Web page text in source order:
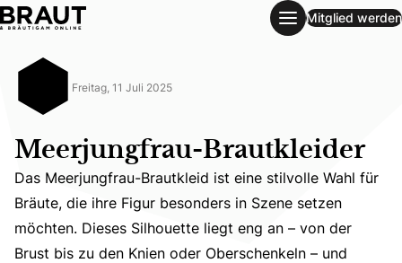
Mitglied werden
Freitag, 11 Juli 2025
Meerjungfrau-Brautkleider
Das Meerjungfrau-Brautkleid ist eine stilvolle Wahl für
Das Meerjungfrau-Brautkleid ist eine stilvolle Wahl für
Bräute, die ihre Figur besonders in Szene setzen
möchten. Dieses Silhouette liegt eng an – von der
Brust bis zu den Knien oder Oberschenkeln – und